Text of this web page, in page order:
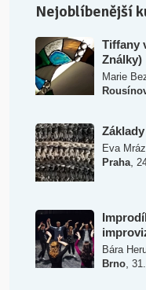
Nejoblíbenější
Tiffany
Ználky)
Marie
Eva
Praha,
Bára
Brno,